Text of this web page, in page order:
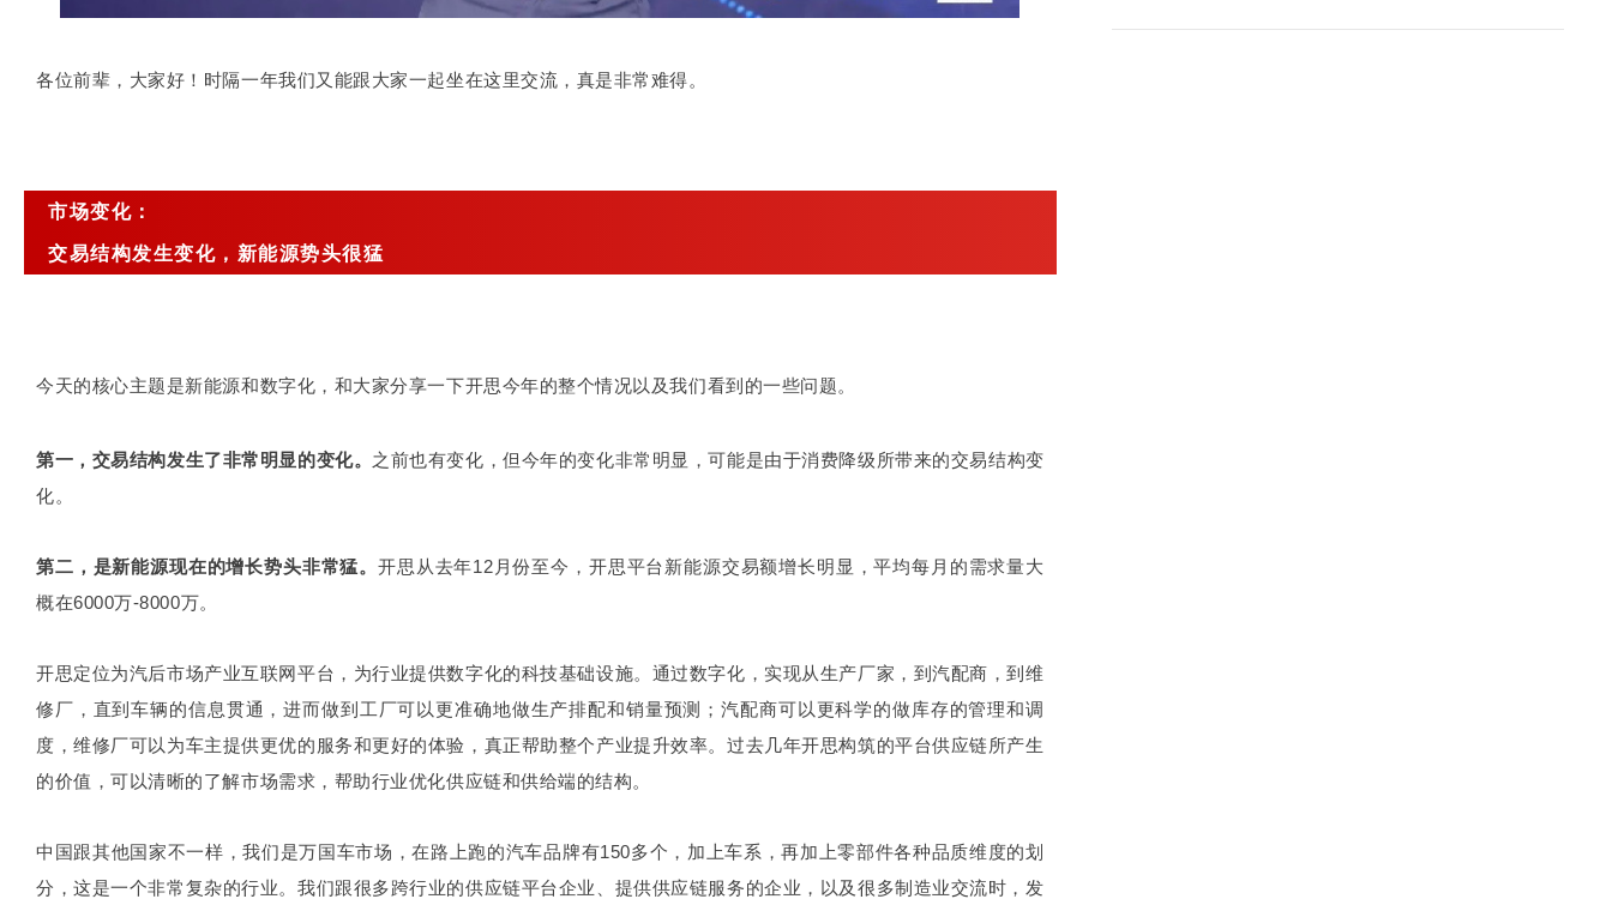
各位前辈，大家好！时隔一年我们又能跟大家一起坐在这里交流，真是非常难得。
市场变化：
交易结构发生变化，新能源势头很猛
今天的核心主题是新能源和数字化，和大家分享一下开思今年的整个情况以及我们看到的一些问题。
第一，交易结构发生了非常明显的变化。 之前也有变化，但今年的变化非常明显，可能是由于消费降级所带来的交易结构变
化。
第二，是新能源现在的增长势头非常猛。开思从去年12月份至今，开思平台新能源交易额增长明显，平均每月的需求量大
概在6000万-8000万。
开思定位为汽后市场产业互联网平台，为行业提供数字化的科技基础设施。通过数字化，实现从生产厂家，到汽配商，到维
修厂，直到车辆的信息贯通，进而做到工厂可以更准确地做生产排配和销量预测；汽配商可以更科学的做库存的管理和调
度，维修厂可以为车主提供更优的服务和更好的体验，真正帮助整个产业提升效率。过去几年开思构筑的平台供应链所产生
的价值，可以清晰的了解市场需求，帮助行业优化供应链和供给端的结构。
中国跟其他国家不一样，我们是万国车市场，在路上跑的汽车品牌有150多个，加上车系，再加上零部件各种品质维度的划
分，这是一个非常复杂的行业。我们跟很多跨行业的供应链平台企业、提供供应链服务的企业，以及很多制造业交流时，发